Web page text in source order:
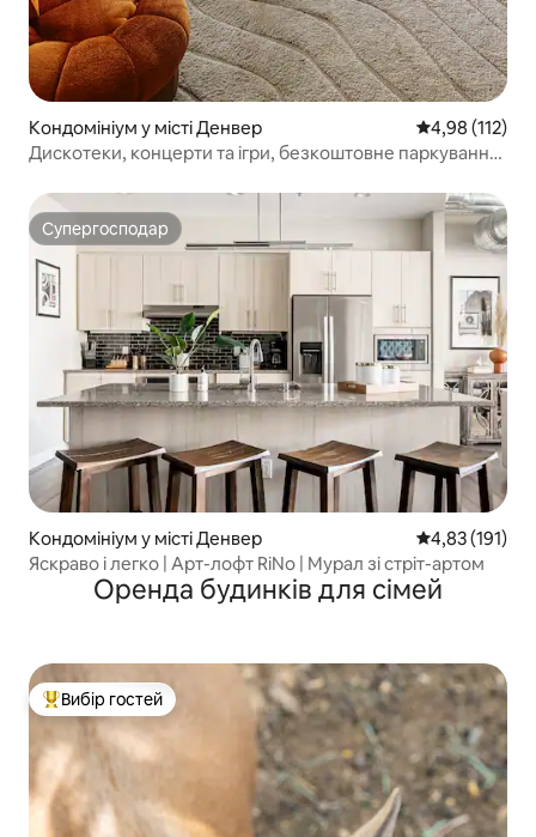
Кондомініум у місті Денвер Середня
4,98 (112)
Дискотеки, концерти та ігри, безкоштовне паркування
Супергосподар
Супергосподар
Кондомініум у місті Денвер Середня
4,83 (191)
Яскраво і легко | Арт-лофт RiNo | Мурал зі стріт-артом
Оренда будинків для сімей
Топ вибір гостей
Вибір гостей